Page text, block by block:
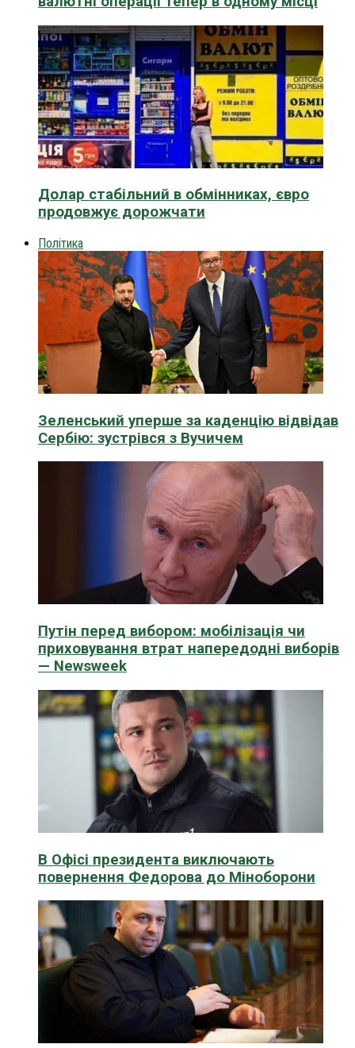
Долар стабільний в обмінниках, євро
продовжує дорожчати
Політика
Зеленський уперше за каденцію відвідав
Сербію: зустрівся з Вучичем
Путін перед вибором: мобілізація чи
приховування втрат напередодні виборів
— Newsweek
В Офісі президента виключають
повернення Федорова до Міноборони